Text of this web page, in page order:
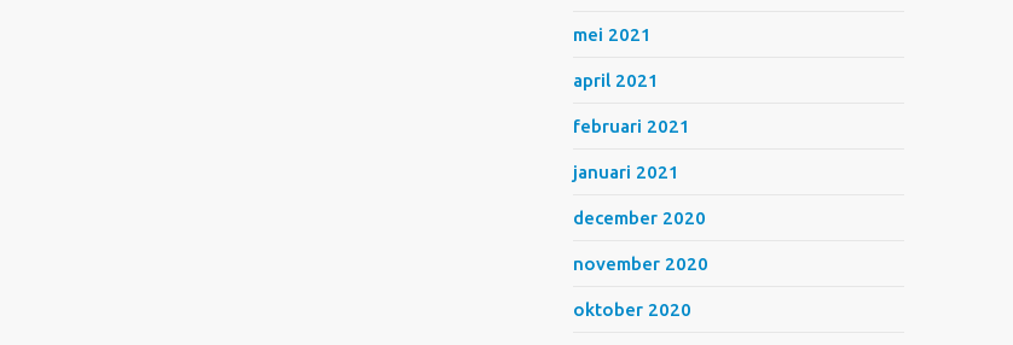
mei 2021
april 2021
februari 2021
januari 2021
december 2020
november 2020
oktober 2020